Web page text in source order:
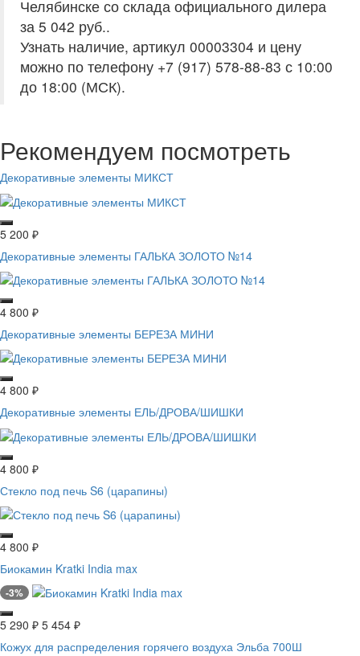
Челябинске со склада официального дилера
за 5 042 руб..
Узнать наличие, артикул 00003304 и цену
можно по телефону +7 (917) 578-88-83 с 10:00
до 18:00 (МСК).
Рекомендуем посмотреть
Декоративные элементы МИКСТ
5 200 ₽
Декоративные элементы ГАЛЬКА ЗОЛОТО №14
4 800 ₽
Декоративные элементы БЕРЕЗА МИНИ
4 800 ₽
Декоративные элементы ЕЛЬ/ДРОВА/ШИШКИ
4 800 ₽
Стекло под печь S6 (царапины)
4 800 ₽
Биокамин Kratki India max
-3%
5 290 ₽ 5 454 ₽
Кожух для распределения горячего воздуха Эльба 700Ш